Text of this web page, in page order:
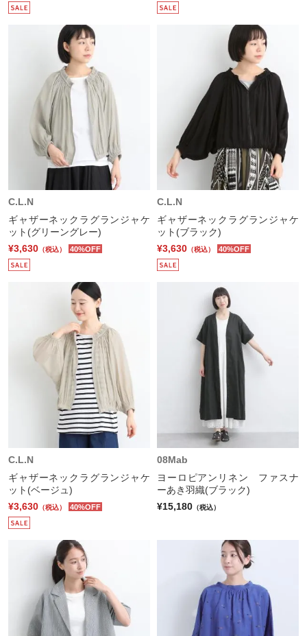
C.L.N
ギャザーネックラグランジャケ
ット(グリーングレー)
¥3,630 （税込） 40%OFF
C.L.N
ギャザーネックラグランジャケ
ット(ブラック)
¥3,630 （税込） 40%OFF
C.L.N
ギャザーネックラグランジャケ
ット(ベージュ)
¥3,630 （税込） 40%OFF
08Mab
ヨーロピアンリネン ファスナ
ーあき羽織(ブラック)
¥15,180 （税込）